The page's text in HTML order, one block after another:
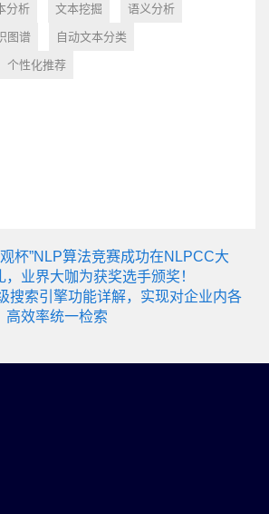
分析 文本挖掘 语义分析
图谱 自动文本分类
个性化推荐
杯”NLP算法竞赛成功在NLPCC大
业界大咖为获奖选手颁奖！
搜索引擎功能详解，实现对企业内各
高效率统一检索